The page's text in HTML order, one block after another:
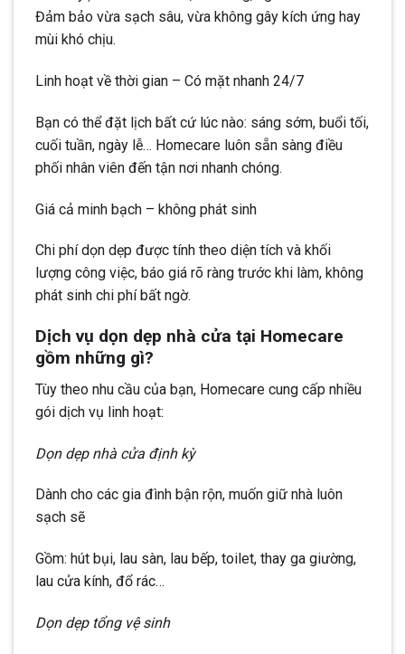
Đảm bảo vừa sạch sâu, vừa không gây kích ứng hay
mùi khó chịu.
Linh hoạt về thời gian – Có mặt nhanh 24/7
Bạn có thể đặt lịch bất cứ lúc nào: sáng sớm, buổi tối,
cuối tuần, ngày lễ… Homecare luôn sẵn sàng điều
phối nhân viên đến tận nơi nhanh chóng.
Giá cả minh bạch – không phát sinh
Chi phí dọn dẹp được tính theo diện tích và khối
lượng công việc, báo giá rõ ràng trước khi làm, không
phát sinh chi phí bất ngờ.
Dịch vụ dọn dẹp nhà cửa tại Homecare
gồm những gì?
Tùy theo nhu cầu của bạn, Homecare cung cấp nhiều
gói dịch vụ linh hoạt:
Dọn dẹp nhà cửa định kỳ
Dành cho các gia đình bận rộn, muốn giữ nhà luôn
sạch sẽ
Gồm: hút bụi, lau sàn, lau bếp, toilet, thay ga giường,
lau cửa kính, đổ rác…
Dọn dẹp tổng vệ sinh